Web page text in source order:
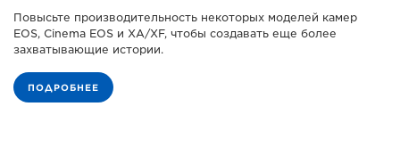
Повысьте производительность некоторых моделей камер
EOS, Cinema EOS и XA/XF, чтобы создавать еще более
захватывающие истории.
ПОДРОБНЕЕ